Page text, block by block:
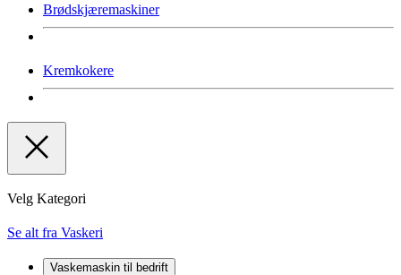
Brødskjæremaskiner
Kremkokere
Velg Kategori
Se alt fra Vaskeri
Vaskemaskin til bedrift